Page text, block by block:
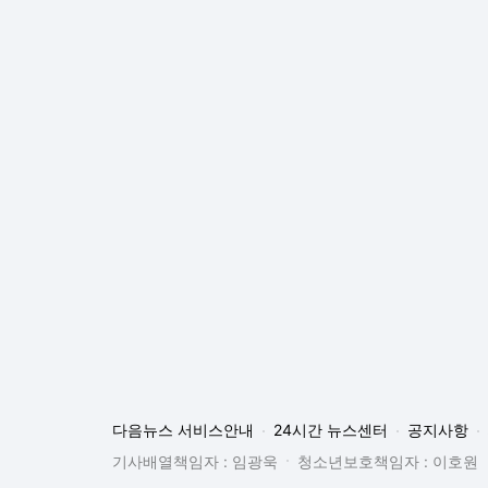
다음뉴스 서비스안내 24시간 뉴스센터 공지사항
기사배열책임자 : 임광욱
청소년보호책임자 : 이호원